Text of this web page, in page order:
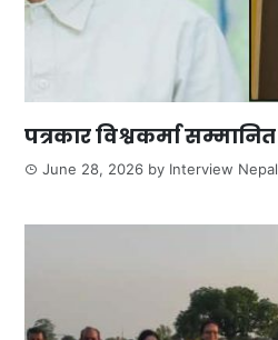
पत्रकार विश्वकर्मा सम्मानित
June 28, 2026 by Interview Nepal